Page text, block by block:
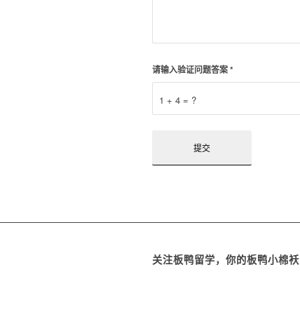
1 + 4 = ?
请输入验证问题答案*
关注板鸭留学，你的板鸭小棉袄